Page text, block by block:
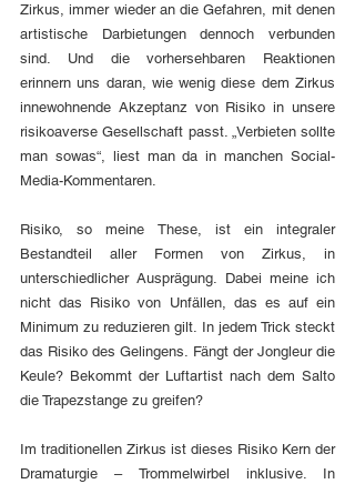
Zirkus, immer wieder an die Gefahren, mit denen
artistische Darbietungen dennoch verbunden
sind. Und die vorhersehbaren Reaktionen
erinnern uns daran, wie wenig diese dem Zirkus
innewohnende Akzeptanz von Risiko in unsere
risikoaverse Gesellschaft passt. „Verbieten sollte
man sowas“, liest man da in manchen Social-
Media-Kommentaren.
Risiko, so meine These, ist ein integraler
Bestandteil aller Formen von Zirkus, in
unterschiedlicher Ausprägung. Dabei meine ich
nicht das Risiko von Unfällen, das es auf ein
Minimum zu reduzieren gilt. In jedem Trick steckt
das Risiko des Gelingens. Fängt der Jongleur die
Keule? Bekommt der Luftartist nach dem Salto
die Trapezstange zu greifen?
Im traditionellen Zirkus ist dieses Risiko Kern der
Dramaturgie – Trommelwirbel inklusive. In